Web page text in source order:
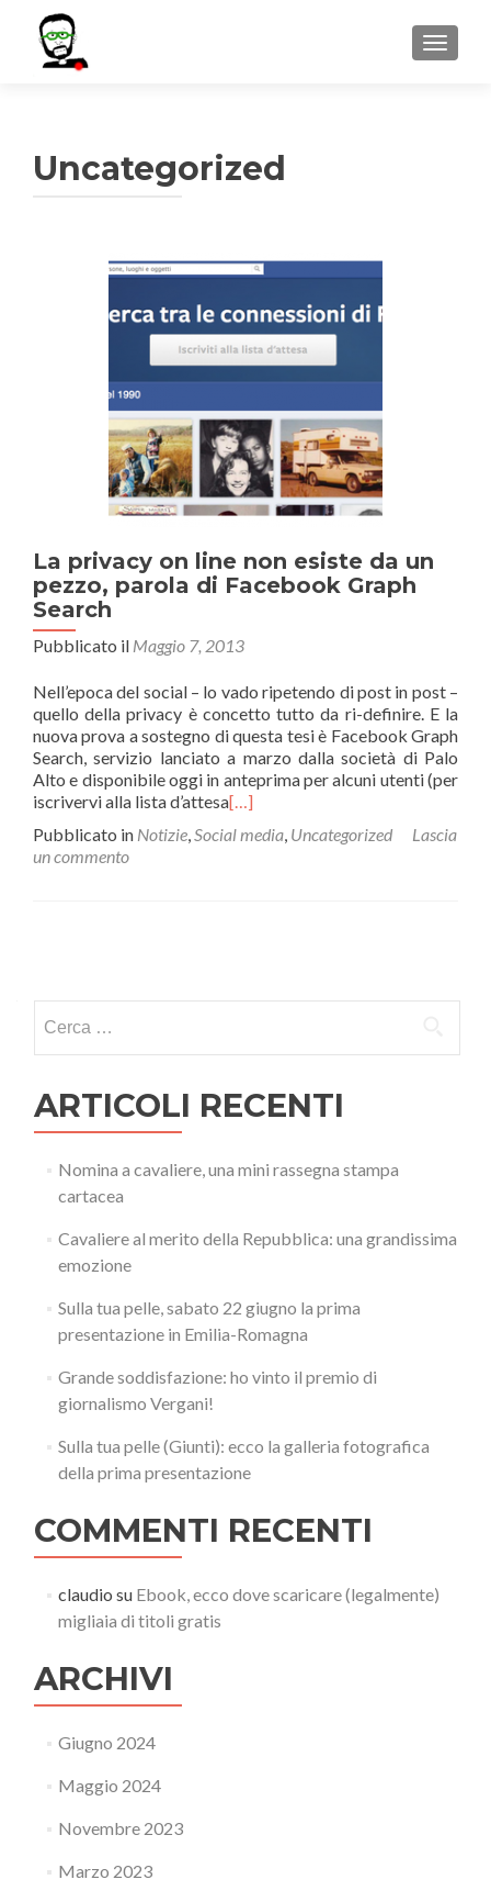
Uncategorized
La privacy on line non esiste da un
pezzo, parola di Facebook Graph
Search
Pubblicato il Maggio 7, 2013
Nell’epoca del social – lo vado ripetendo di post in post –
quello della privacy è concetto tutto da ri-definire. E la
nuova prova a sostegno di questa tesi è Facebook Graph
Search, servizio lanciato a marzo dalla società di Palo
Alto e disponibile oggi in anteprima per alcuni utenti (per
iscrivervi alla lista d’attesa[…]
Pubblicato in Notizie,Social media, Uncategorized
Lascia
un commento
articoli
per:
ARTICOLI RECENTI
Nomina a cavaliere, una mini rassegna stampa
cartacea
Cavaliere al merito della Repubblica: una grandissima
emozione
Sulla tua pelle, sabato 22 giugno la prima
presentazione in Emilia-Romagna
Grande soddisfazione: ho vinto il premio di
giornalismo Vergani!
Sulla tua pelle (Giunti): ecco la galleria fotografica
della prima presentazione
COMMENTI RECENTI
claudio su Ebook, ecco dove scaricare (legalmente)
migliaia di titoli gratis
ARCHIVI
Giugno 2024
Maggio 2024
Novembre 2023
Marzo 2023